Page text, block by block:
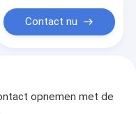
Contact nu
opnemen met de